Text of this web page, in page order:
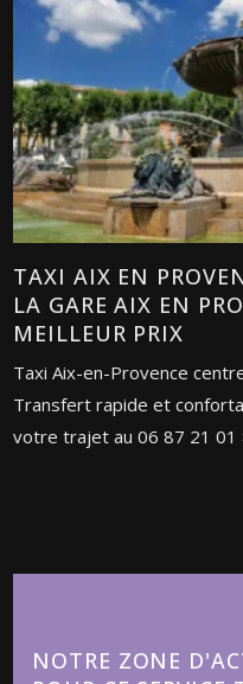
TAXI AIX EN
LA GARE AIX EN
MEILLEUR PRIX
Taxi Aix-en-Provence
Transfert rapide et
votre trajet au 06 87 21 01
NOTRE ZONE